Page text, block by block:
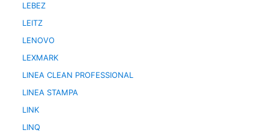
LEBEZ
LEITZ
LENOVO
LEXMARK
LINEA CLEAN PROFESSIONAL
LINEA STAMPA
LINK
LINQ